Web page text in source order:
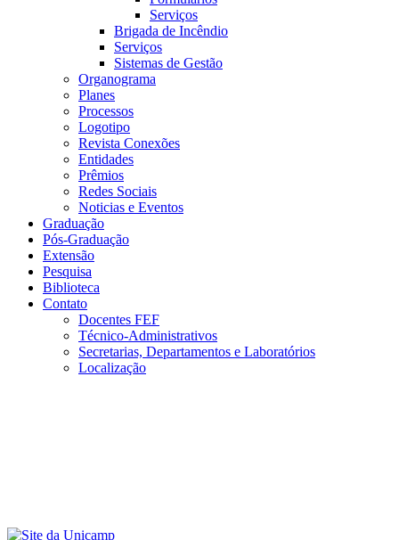
Serviços
Brigada de Incêndio
Serviços
Sistemas de Gestão
Organograma
Planes
Processos
Logotipo
Revista Conexões
Entidades
Prêmios
Redes Sociais
Noticias e Eventos
Graduação
Pós-Graduação
Extensão
Pesquisa
Biblioteca
Contato
Docentes FEF
Técnico-Administrativos
Secretarias, Departamentos e Laboratórios
Localização